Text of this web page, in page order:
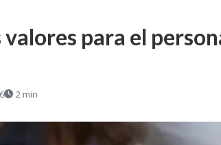
valores para el
2 min